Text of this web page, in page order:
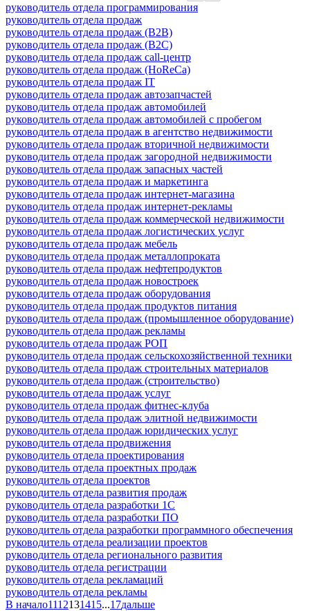
руководитель отдела программирования
руководитель отдела продаж
руководитель отдела продаж (B2B)
руководитель отдела продаж (B2C)
руководитель отдела продаж call-центр
руководитель отдела продаж (HoReCa)
руководитель отдела продаж IT
руководитель отдела продаж автозапчастей
руководитель отдела продаж автомобилей
руководитель отдела продаж автомобилей с пробегом
руководитель отдела продаж в агентство недвижимости
руководитель отдела продаж вторичной недвижимости
руководитель отдела продаж загородной недвижимости
руководитель отдела продаж запасных частей
руководитель отдела продаж и маркетинга
руководитель отдела продаж интернет-магазина
руководитель отдела продаж интернет-рекламы
руководитель отдела продаж коммерческой недвижимости
руководитель отдела продаж логистических услуг
руководитель отдела продаж мебель
руководитель отдела продаж металлопроката
руководитель отдела продаж нефтепродуктов
руководитель отдела продаж новостроек
руководитель отдела продаж оборудования
руководитель отдела продаж продуктов питания
руководитель отдела продаж (промышленное оборудование)
руководитель отдела продаж рекламы
руководитель отдела продаж РОП
руководитель отдела продаж сельскохозяйственной техники
руководитель отдела продаж строительных материалов
руководитель отдела продаж (строительство)
руководитель отдела продаж услуг
руководитель отдела продаж фитнес-клуба
руководитель отдела продаж элитной недвижимости
руководитель отдела продаж юридических услуг
руководитель отдела продвижения
руководитель отдела проектирования
руководитель отдела проектных продаж
руководитель отдела проектов
руководитель отдела развития продаж
руководитель отдела разработки 1С
руководитель отдела разработки ПО
руководитель отдела разработки программного обеспечения
руководитель отдела реализации проектов
руководитель отдела регионального развития
руководитель отдела регистрации
руководитель отдела рекламаций
руководитель отдела рекламы
В начало1112131415...17дальше